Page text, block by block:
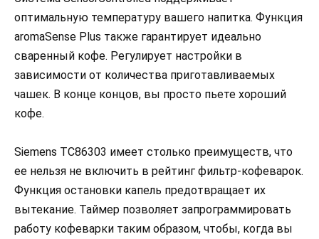
оптимальную температуру вашего напитка. Функция
aromaSense Plus также гарантирует идеально
сваренный кофе. Регулирует настройки в
зависимости от количества приготавливаемых
чашек. В конце концов, вы просто пьете хороший
кофе.
Siemens TC86303 имеет столько преимуществ, что
ее нельзя не включить в рейтинг фильтр-кофеварок.
Функция остановки капель предотвращает их
вытекание. Таймер позволяет запрограммировать
работу кофеварки таким образом, чтобы, когда вы